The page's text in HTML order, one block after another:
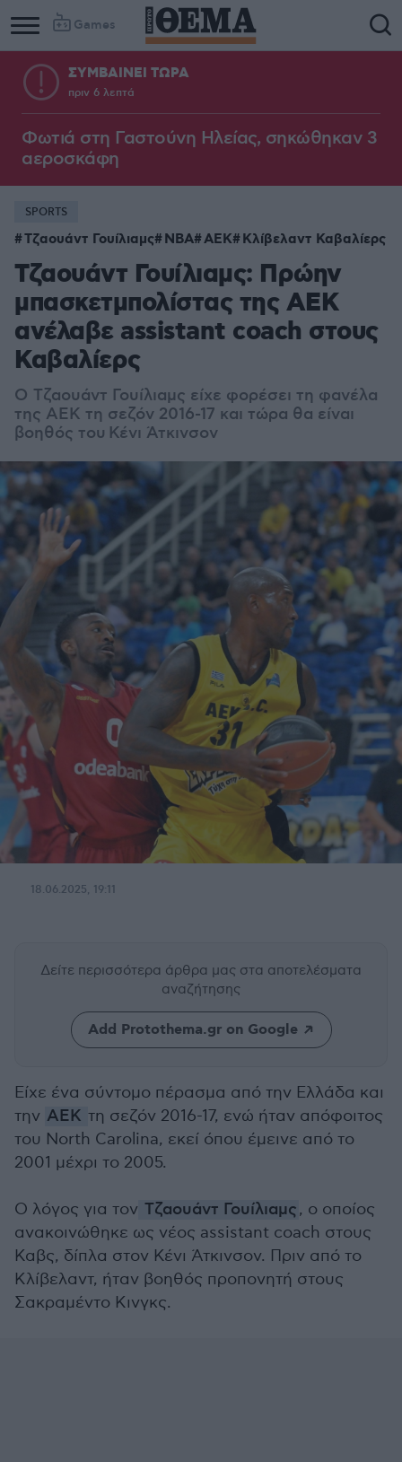
Games
ΣΥΜΒΑΙΝΕΙ ΤΩΡΑ
πριν 6 λεπτά
Φωτιά στη Γαστούνη Ηλείας, σηκώθηκαν 3
αεροσκάφη
SPORTS
Τζαουάντ Γουίλιαμς NBA ΑΕΚ Κλίβελαντ Καβαλίερς
Τζαουάντ Γουίλιαμς: Πρώην
μπασκετμπολίστας της ΑΕΚ
ανέλαβε assistant coach στους
Καβαλίερς
Ο Τζαουάντ Γουίλιαμς είχε φορέσει τη φανέλα
της ΑΕΚ τη σεζόν 2016-17 και τώρα θα είναι
βοηθός του Κένι Άτκινσον
18.06.2025, 19:11
Δείτε περισσότερα άρθρα μας στα αποτελέσματα
αναζήτησης
Add Protothema.gr on Google
Είχε ένα σύντομο πέρασμα από την Ελλάδα και
την ΑΕΚ τη σεζόν 2016-17, ενώ ήταν απόφοιτος
του North Carolina, εκεί όπου έμεινε από το
2001 μέχρι το 2005.
Ο λόγος για τον Τζαουάντ Γουίλιαμς, ο οποίος
ανακοινώθηκε ως νέος assistant coach στους
Καβς, δίπλα στον Κένι Άτκινσον. Πριν από το
Κλίβελαντ, ήταν βοηθός προπονητή στους
Σακραμέντο Κινγκς.